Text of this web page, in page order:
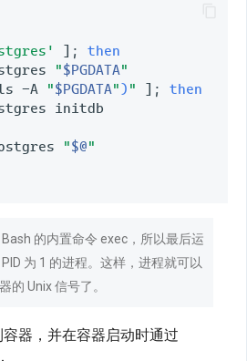
] ; then
"$PGDATA"
-A "$PGDATA")" ] ; then
initdb
"$@"
的内置命令 exec，所以最后运
为 1 的进程。这样，进程就可以
的 Unix 信号了。
器，并在容器启动时通过